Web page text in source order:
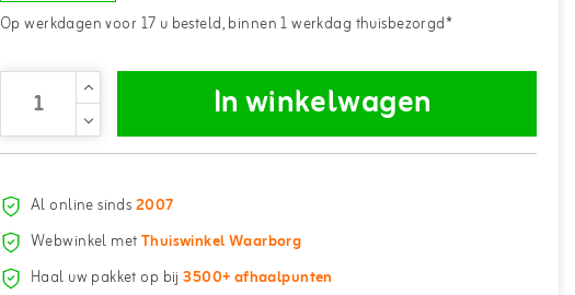
Op werkdagen voor 17 u besteld, binnen 1 werkdag thuisbezorgd*
In winkelwagen
Al online sinds2007
Webwinkel metThuiswinkel Waarborg
Haal uw pakket op bij3500+ afhaalpunten